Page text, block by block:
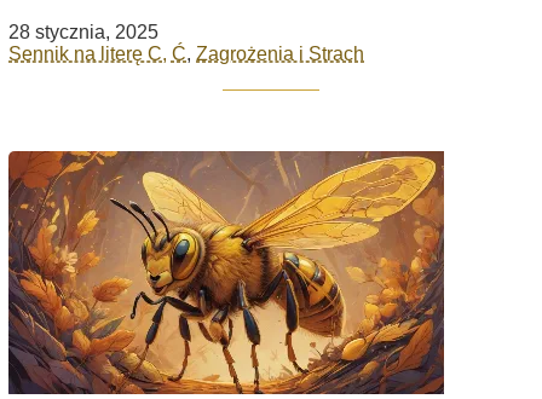
28 stycznia, 2025
Sennik na literę C, Ć, Zagrożenia i Strach